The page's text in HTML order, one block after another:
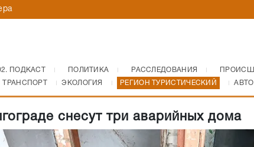
ПОДКАСТ ПОЛИТИКА РАССЛЕДОВАНИЯ
ТРАНСПОРТ ЭКОЛОГИЯ РЕГИОН ТУРИСТИЧЕСКИЙ АВТО
снесут три аварийных дома